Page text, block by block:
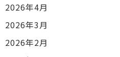
2026年4月
2026年3月
2026年2月